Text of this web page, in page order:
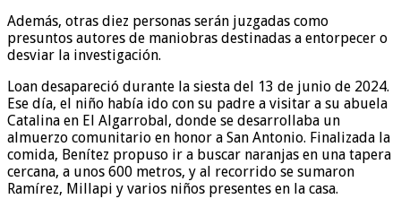
Además, otras diez personas serán juzgadas como
presuntos autores de maniobras destinadas a entorpecer o
desviar la investigación.
Loan desapareció durante la siesta del 13 de junio de 2024.
Ese día, el niño había ido con su padre a visitar a su abuela
Catalina en El Algarrobal, donde se desarrollaba un
almuerzo comunitario en honor a San Antonio. Finalizada la
comida, Benítez propuso ir a buscar naranjas en una tapera
cercana, a unos 600 metros, y al recorrido se sumaron
Ramírez, Millapi y varios niños presentes en la casa.